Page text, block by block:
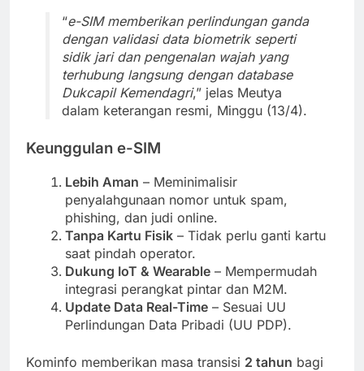
“e-SIM memberikan perlindungan ganda
dengan validasi data biometrik seperti
sidik jari dan pengenalan wajah yang
terhubung langsung dengan database
Dukcapil Kemendagri,” jelas Meutya
dalam keterangan resmi, Minggu (13/4).
Keunggulan e-SIM
Lebih Aman – Meminimalisir
penyalahgunaan nomor untuk spam,
phishing, dan judi online.
Tanpa Kartu Fisik – Tidak perlu ganti kartu
saat pindah operator.
Dukung IoT & Wearable – Mempermudah
integrasi perangkat pintar dan M2M.
Update Data Real-Time – Sesuai UU
Perlindungan Data Pribadi (UU PDP).
Kominfo memberikan masa transisi 2 tahun bagi